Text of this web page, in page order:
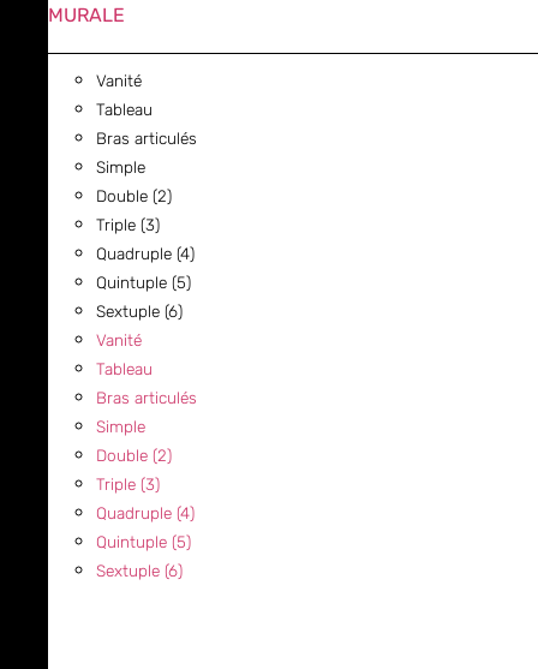
MURALE
Vanité
Tableau
Bras articulés
Simple
Double (2)
Triple (3)
Quadruple (4)
Quintuple (5)
Sextuple (6)
Vanité
Tableau
Bras articulés
Simple
Double (2)
Triple (3)
Quadruple (4)
Quintuple (5)
Sextuple (6)